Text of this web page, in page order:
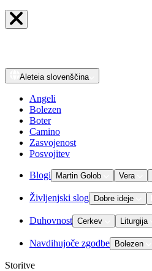
Aleteia slovenščina
Angeli
Bolezen
Boter
Camino
Zasvojenost
Posvojitev
Blogi Martin Golob Vera
Življenjski slog Dobre ideje
Duhovnost Cerkev Liturgija
Navdihujoče zgodbe Bolezen
Storitve